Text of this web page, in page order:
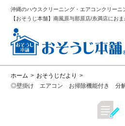
沖縄のハウスクリーニング・エアコンクリーニ
【おそうじ本舗】南風原与那原店/糸満店におま
ホーム > おそうじだより
>
◎壁掛け エアコン お掃除機能付き 分